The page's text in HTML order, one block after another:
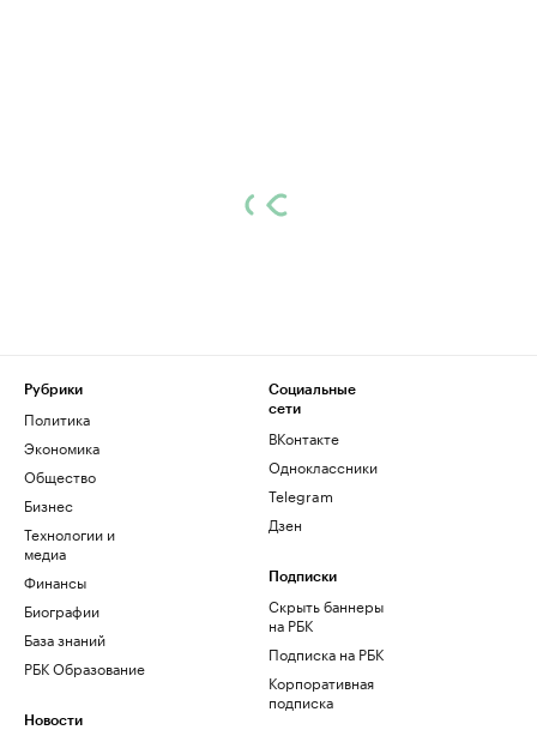
Рубрики
Политика
Экономика
Общество
Бизнес
Технологии и
медиа
Финансы
Биографии
База знаний
РБК Образование
Новости
Социальные
сети
ВКонтакте
Одноклассники
Telegram
Дзен
Подписки
Скрыть баннеры
на РБК
Подписка на РБК
Корпоративная
подписка